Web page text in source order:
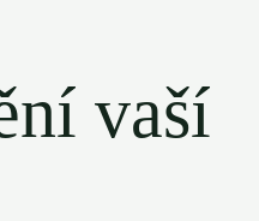
vaší